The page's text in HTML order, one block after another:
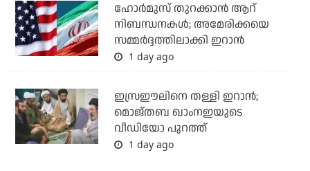
ഹോര്‍മുസ് തുറക്കാന്‍ ആറ്
നിബന്ധനകള്‍; അമേരിക്കയെ
സമ്മര്‍ദ്ദത്തിലാക്കി ഇറാന്‍
1 day ago
ഇസ്രഈലിനെ തള്ളി ഇറാന്‍;
മൊജ്തബ ഖാംനഇയുടെ
വീഡിയോ പുറത്ത്
1 day ago